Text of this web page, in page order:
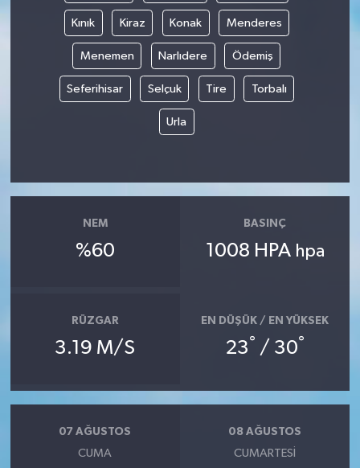
Kınık Kiraz Konak Menderes
Menemen Narlıdere Ödemiş
Seferihisar Selçuk Tire Torbalı
Urla
NEM
%60
BASINÇ
1008 HPA hpa
RÜZGAR
3.19 M/S
EN DÜŞÜK / EN YÜKSEK
23° / 30°
07 AĞUSTOS
CUMA
08 AĞUSTOS
CUMARTESI